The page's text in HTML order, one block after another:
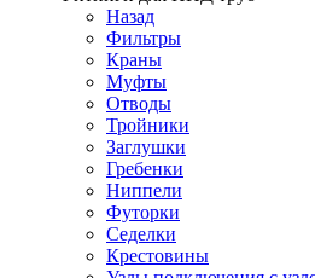
Назад
Фильтры
Краны
Муфты
Отводы
Тройники
Заглушки
Гребенки
Ниппели
Футорки
Седелки
Крестовины